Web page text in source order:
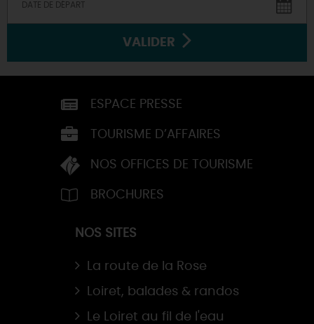
VALIDER
ESPACE PRESSE
TOURISME D’AFFAIRES
NOS OFFICES DE TOURISME
BROCHURES
NOS SITES
La route de la Rose
Loiret, balades & randos
Le Loiret au fil de l'eau